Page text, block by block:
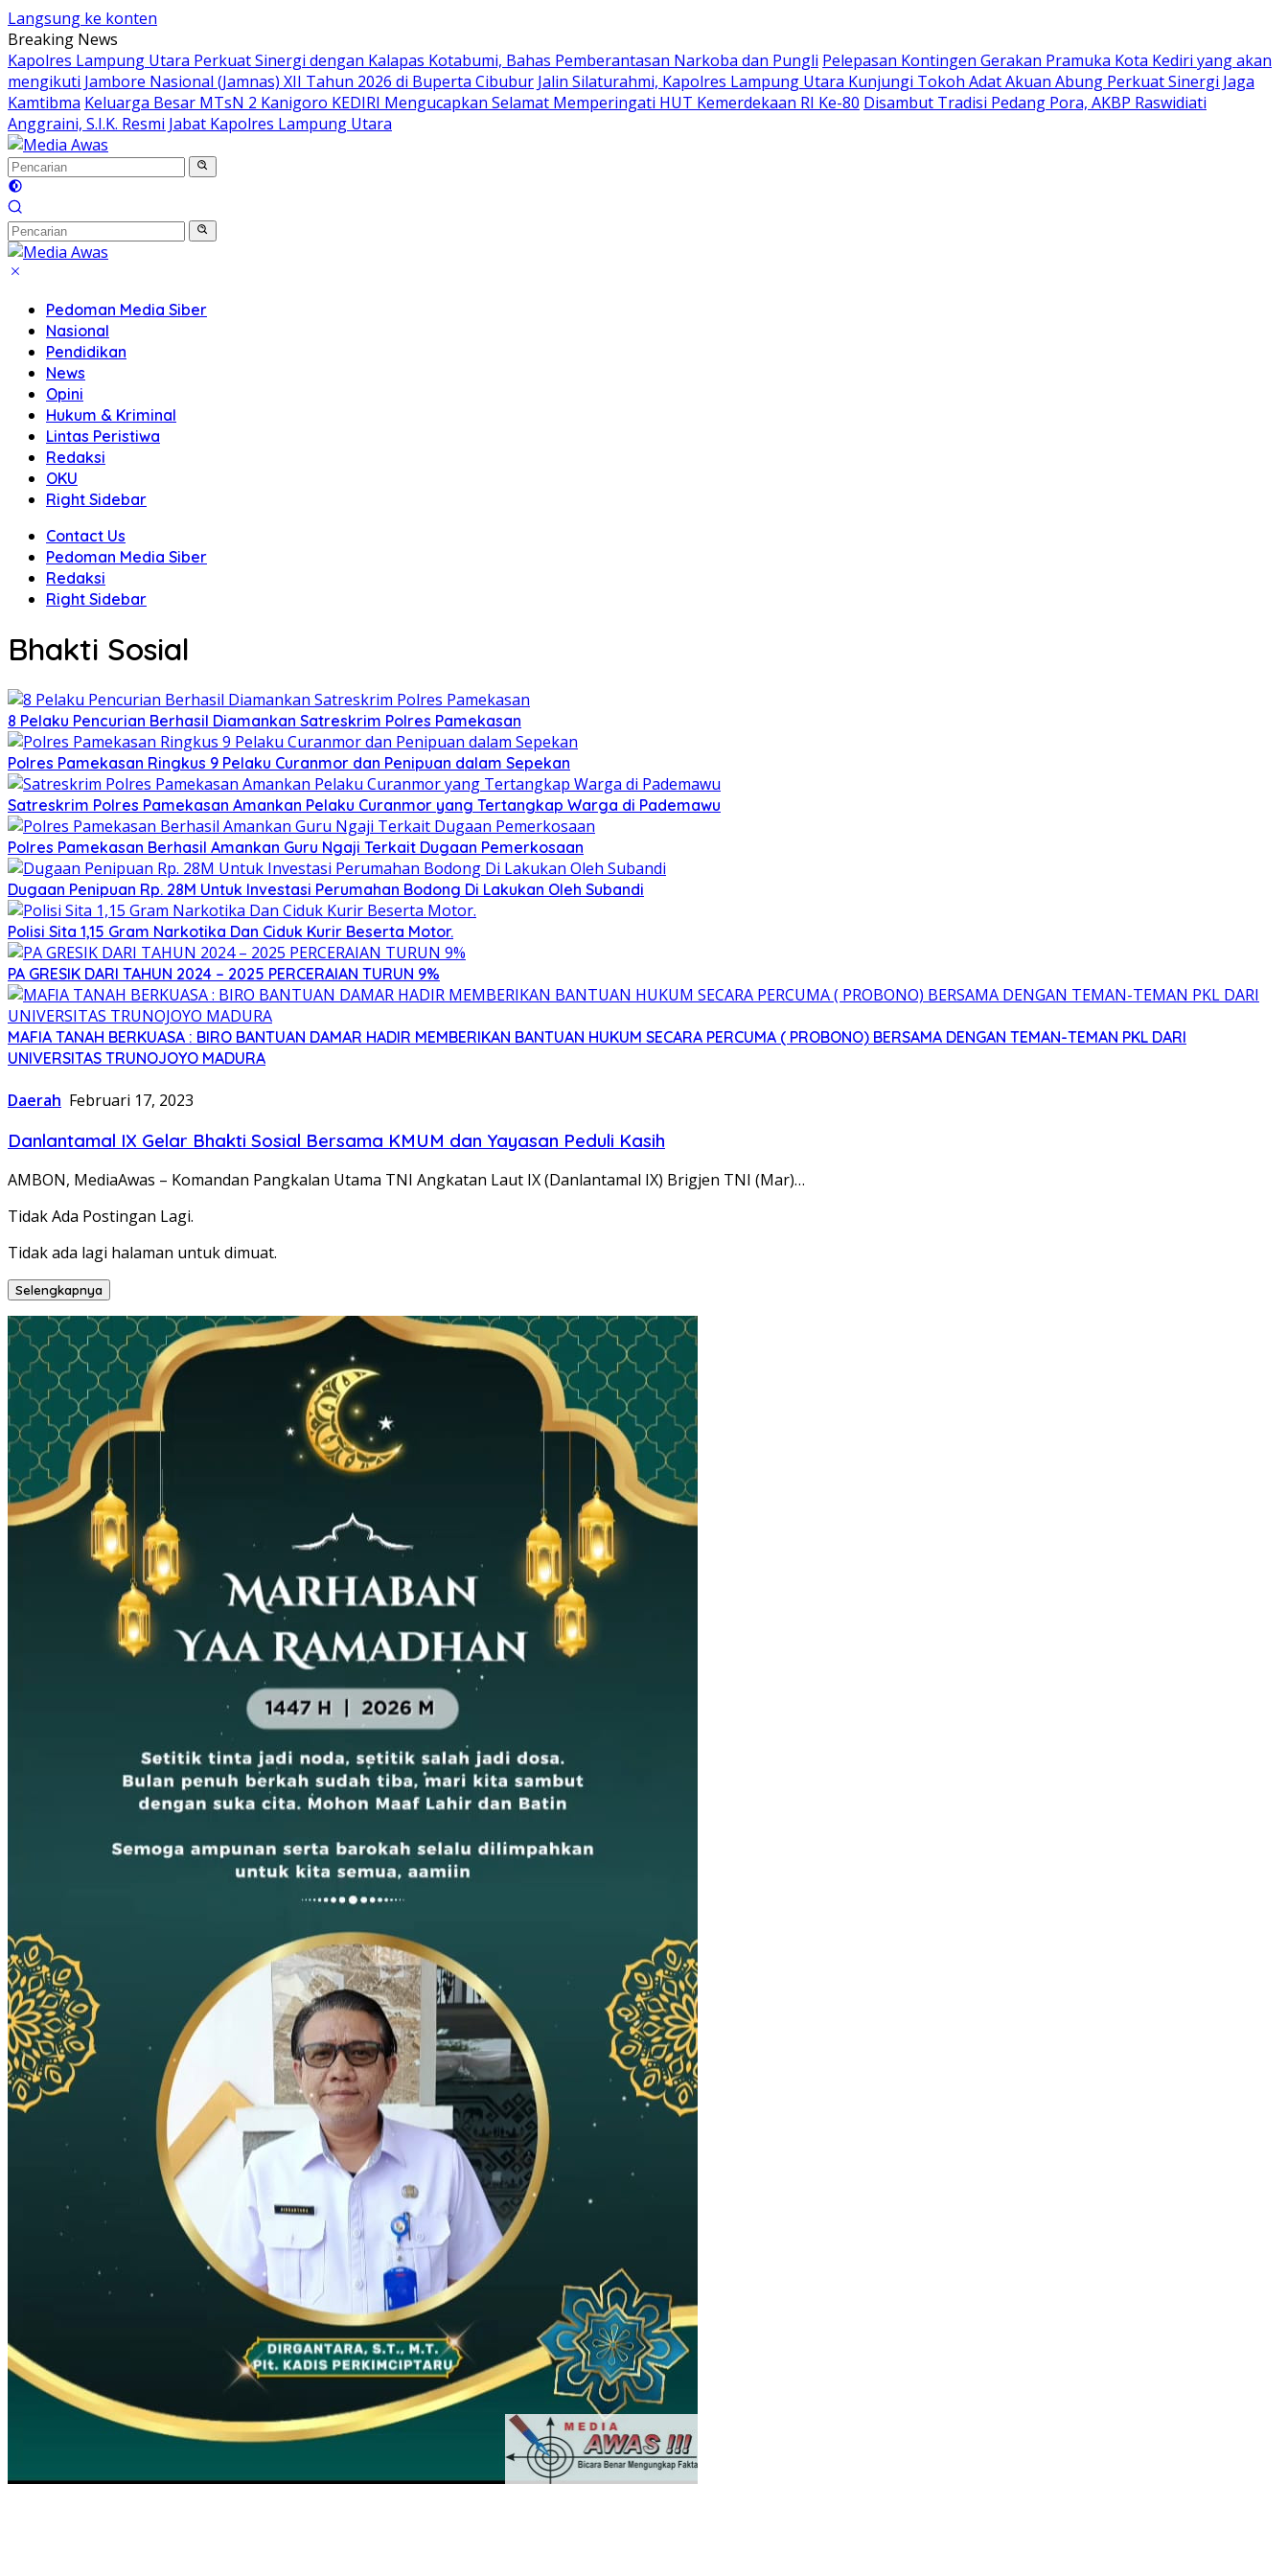
Langsung ke konten
Breaking News
Kapolres Lampung Utara Perkuat Sinergi dengan Kalapas Kotabumi, Bahas Pemberantasan Narkoba dan Pungli Pelepasan Kontingen Gerakan Pramuka Kota Kediri yang akan
mengikuti Jambore Nasional (Jamnas) XII Tahun 2026 di Buperta Cibubur Jalin Silaturahmi, Kapolres Lampung Utara Kunjungi Tokoh Adat Akuan Abung Perkuat Sinergi Jaga
Kamtibma Keluarga Besar MTsN 2 Kanigoro KEDIRI Mengucapkan Selamat Memperingati HUT Kemerdekaan RI Ke-80 Disambut Tradisi Pedang Pora, AKBP Raswidiati
Anggraini, S.I.K. Resmi Jabat Kapolres Lampung Utara
Pedoman Media Siber
Nasional
Pendidikan
News
Opini
Hukum & Kriminal
Lintas Peristiwa
Redaksi
OKU
Right Sidebar
Contact Us
Pedoman Media Siber
Redaksi
Right Sidebar
Bhakti Sosial
8 Pelaku Pencurian Berhasil Diamankan Satreskrim Polres Pamekasan
Polres Pamekasan Ringkus 9 Pelaku Curanmor dan Penipuan dalam Sepekan
Satreskrim Polres Pamekasan Amankan Pelaku Curanmor yang Tertangkap Warga di Pademawu
Polres Pamekasan Berhasil Amankan Guru Ngaji Terkait Dugaan Pemerkosaan
Dugaan Penipuan Rp. 28M Untuk Investasi Perumahan Bodong Di Lakukan Oleh Subandi
Polisi Sita 1,15 Gram Narkotika Dan Ciduk Kurir Beserta Motor.
PA GRESIK DARI TAHUN 2024 – 2025 PERCERAIAN TURUN 9%
MAFIA TANAH BERKUASA : BIRO BANTUAN DAMAR HADIR MEMBERIKAN BANTUAN HUKUM SECARA PERCUMA ( PROBONO) BERSAMA DENGAN TEMAN-TEMAN PKL DARI
UNIVERSITAS TRUNOJOYO MADURA
Daerah Februari 17, 2023
Danlantamal IX Gelar Bhakti Sosial Bersama KMUM dan Yayasan Peduli Kasih
AMBON, MediaAwas – Komandan Pangkalan Utama TNI Angkatan Laut IX (Danlantamal IX) Brigjen TNI (Mar)…
Tidak Ada Postingan Lagi.
Tidak ada lagi halaman untuk dimuat.
Selengkapnya